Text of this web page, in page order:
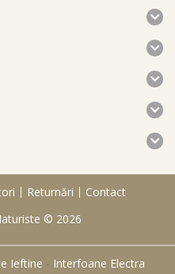
Returnări
Contact
© 2026
Ieftine - Interfoane Electra